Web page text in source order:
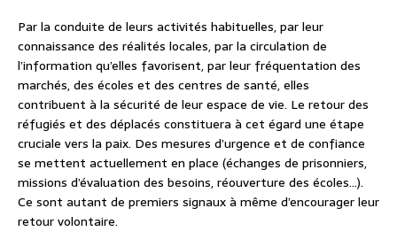
Par la conduite de leurs activités habituelles, par leur
connaissance des réalités locales, par la circulation de
l’information qu’elles favorisent, par leur fréquentation des
marchés, des écoles et des centres de santé, elles
contribuent à la sécurité de leur espace de vie. Le retour des
réfugiés et des déplacés constituera à cet égard une étape
cruciale vers la paix. Des mesures d’urgence et de confiance
se mettent actuellement en place (échanges de prisonniers,
missions d’évaluation des besoins, réouverture des écoles…).
Ce sont autant de premiers signaux à même d’encourager leur
retour volontaire.